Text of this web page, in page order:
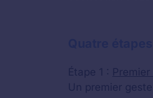
Étape 1 :
Un premier